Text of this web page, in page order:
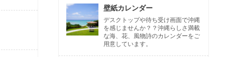
壁紙カレンダー
デスクトップや待ち受け画面で沖縄
を感じませんか？？沖縄らしさ満載
な海、花、風物詩のカレンダーをご
用意しています。